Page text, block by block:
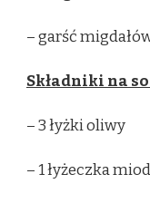
– garść
Składniki na
– 3 łyżki oliwy
– 1 łyżeczka